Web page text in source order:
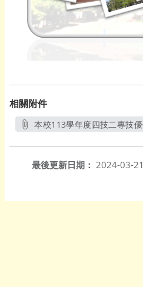
相關附件
本校113學年度四技二專技
最後更新日期： 2024-03-21